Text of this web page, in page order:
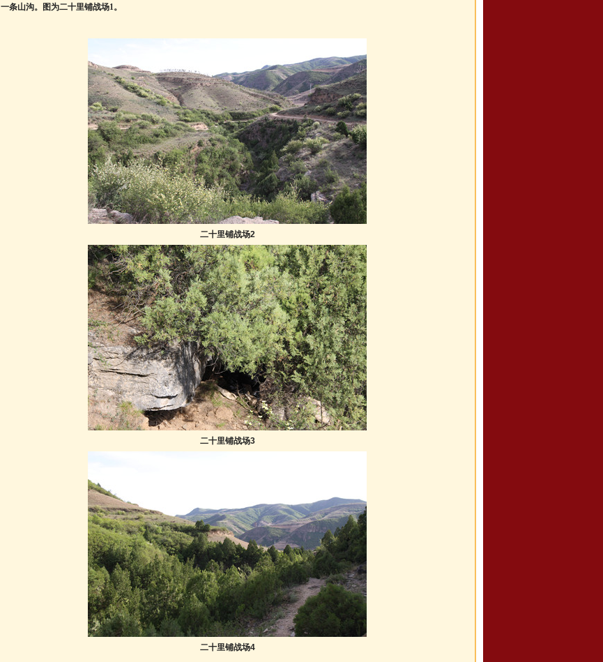
一条山沟。图为二十里铺战场1。
二十里铺战场2
二十里铺战场3
二十里铺战场4